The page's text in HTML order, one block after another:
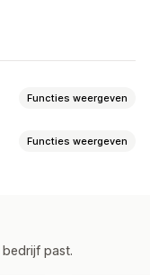
Functies weergeven
Functies weergeven
past.